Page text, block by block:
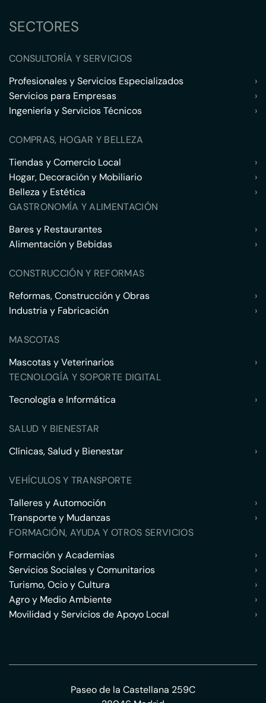
SECTORES
CONSULTORÍA Y SERVICIOS
Profesionales y Servicios Especializados
›
Servicios para Empresas
›
Ingeniería y Servicios Técnicos
›
COMPRAS, HOGAR Y BELLEZA
Tiendas y Comercio Local
›
Hogar, Decoración y Mobiliario
›
Belleza y Estética
›
GASTRONOMÍA Y ALIMENTACIÓN
Bares y Restaurantes
›
Alimentación y Bebidas
›
CONSTRUCCIÓN Y REFORMAS
Reformas, Construcción y Obras
›
Industria y Fabricación
›
MASCOTAS
Mascotas y Veterinarios
›
TECNOLOGÍA Y SOPORTE DIGITAL
Tecnología e Informática
›
SALUD Y BIENESTAR
Clínicas, Salud y Bienestar
›
VEHÍCULOS Y TRANSPORTE
Talleres y Automoción
›
Transporte y Mudanzas
›
FORMACIÓN, AYUDA Y OTROS SERVICIOS
Formación y Academias
›
Servicios Sociales y Comunitarios
›
Turismo, Ocio y Cultura
›
Agro y Medio Ambiente
›
Movilidad y Servicios de Apoyo Local
›
Paseo de la Castellana 259C